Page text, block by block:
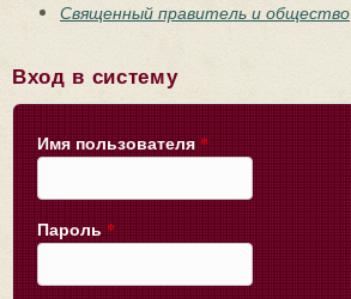
Священный правитель и общество
Вход в систему
Имя пользователя *
Пароль *